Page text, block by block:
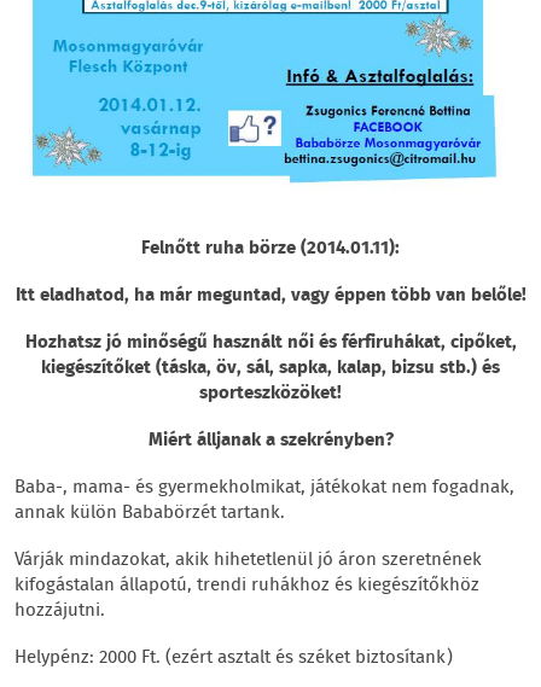
Felnőtt ruha börze (2014.01.11):
Itt eladhatod, ha már meguntad, vagy éppen több van belőle!
Hozhatsz jó minőségű használt női és férfiruhákat, cipőket,
kiegészítőket (táska, öv, sál, sapka, kalap, bizsu stb.) és
sporteszközöket!
Miért álljanak a szekrényben?
Baba-, mama- és gyermekholmikat, játékokat nem fogadnak,
annak külön Bababörzét tartank.
Várják mindazokat, akik hihetetlenül jó áron szeretnének
kifogástalan állapotú, trendi ruhákhoz és kiegészítőkhöz
hozzájutni.
Helypénz: 2000 Ft. (ezért asztalt és széket biztosítank)